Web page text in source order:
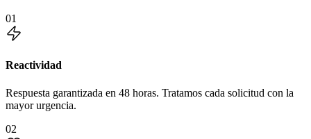
01
Reactividad
Respuesta garantizada en 48 horas. Tratamos cada solicitud con la
mayor urgencia.
02